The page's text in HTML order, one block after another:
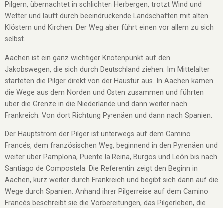
Pilgern, übernachtet in schlichten Herbergen, trotzt Wind und
Wetter und läuft durch beeindruckende Landschaften mit alten
Klöstern und Kirchen. Der Weg aber führt einen vor allem zu sich
selbst.
Aachen ist ein ganz wichtiger Knotenpunkt auf den
Jakobswegen, die sich durch Deutschland ziehen. Im Mittelalter
starteten die Pilger direkt von der Haustür aus. In Aachen kamen
die Wege aus dem Norden und Osten zusammen und führten
über die Grenze in die Niederlande und dann weiter nach
Frankreich. Von dort Richtung Pyrenäen und dann nach Spanien.
Der Hauptstrom der Pilger ist unterwegs auf dem Camino
Francés, dem französischen Weg, beginnend in den Pyrenäen und
weiter über Pamplona, Puente la Reina, Burgos und León bis nach
Santiago de Compostela. Die Referentin zeigt den Beginn in
Aachen, kurz weiter durch Frankreich und begibt sich dann auf die
Wege durch Spanien. Anhand ihrer Pilgerreise auf dem Camino
Francés beschreibt sie die Vorbereitungen, das Pilgerleben, die